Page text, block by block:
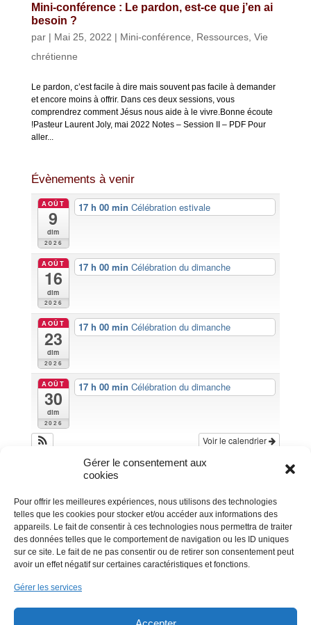
Gérer le consentement aux
cookies
Pour offrir les meilleures expériences, nous utilisons des technologies
telles que les cookies pour stocker et/ou accéder aux informations des
appareils. Le fait de consentir à ces technologies nous permettra de traiter
des données telles que le comportement de navigation ou les ID uniques
sur ce site. Le fait de ne pas consentir ou de retirer son consentement peut
avoir un effet négatif sur certaines caractéristiques et fonctions.
Gérer les services
Mini-conférence : Le pardon, est-ce que j’en ai
besoin ?
par | Mai 25, 2022 | Mini-conférence Ressources, Vie
chrétienne
Le pardon, c’est facile à dire mais souvent pas facile à demander
et encore moins à offrir. Dans ces deux sessions, vous
comprendrez comment Jésus nous aide à le vivre.Bonne écoute
!Pasteur Laurent Joly, mai 2022 Notes – Session II – PDF Pour
aller...
Évènements à venir
AOÛT
9
dim
2026
17 h 00 minCélébration estivale
AOÛT
16
dim
2026
17 h 00 minCélébration du dimanche
AOÛT
23
dim
2026
17 h 00 minCélébration du dimanche
AOÛT
30
dim
2026
17 h 00 minCélébration du dimanche
Voir le calendrier